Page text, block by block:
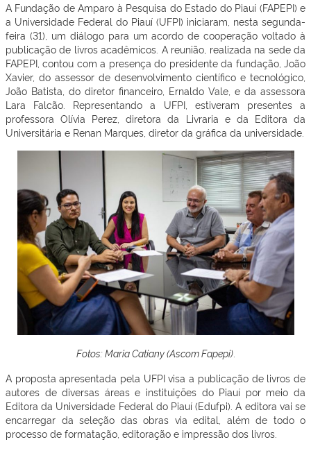
A Fundação de Amparo à Pesquisa do Estado do Piauí (FAPEPI) e
a Universidade Federal do Piauí (UFPI) iniciaram, nesta segunda-
feira (31), um diálogo para um acordo de cooperação voltado à
publicação de livros acadêmicos. A reunião, realizada na sede da
FAPEPI, contou com a presença do presidente da fundação, João
Xavier, do assessor de desenvolvimento científico e tecnológico,
João Batista, do diretor financeiro, Ernaldo Vale, e da assessora
Lara Falcão. Representando a UFPI, estiveram presentes a
professora Olívia Perez, diretora da Livraria e da Editora da
Universitária e Renan Marques, diretor da gráfica da universidade.
Fotos: Maria Catiany (Ascom Fapepi).
A proposta apresentada pela UFPI visa a publicação de livros de
autores de diversas áreas e instituições do Piauí por meio da
Editora da Universidade Federal do Piauí (Edufpi). A editora vai se
encarregar da seleção das obras via edital, além de todo o
processo de formatação, editoração e impressão dos livros.